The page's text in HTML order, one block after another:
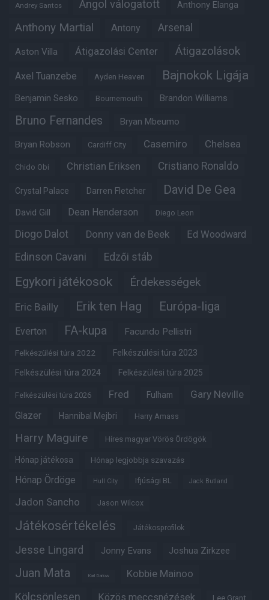
Andrey Santos Angol válogatott Anthony Elanga
Anthony Martial Antony Arsenal
Aston Villa Átigazolási Center Átigazolások
Axel Tuanzebe Ayden Heaven Bajnokok Ligája
Benjamin Sesko Bournemouth Brandon Williams
Bruno Fernandes Bryan Mbeumo
Bryan Robson Cardiff City Casemiro Chelsea
Chido Obi Christian Eriksen Cristiano Ronaldo
Crystal Palace Darren Fletcher David De Gea
David Gill Dean Henderson Diego Leon
Diogo Dalot Donny van de Beek Ed Woodward
Edinson Cavani Edzői stáb
Egykori játékosok Érdekességek
Eric Bailly Erik ten Hag Európa-liga
Everton FA-kupa Facundo Pellistri
Felkészülési túra 2022 Felkészülési túra 2023
Felkészülési túra 2024 Felkészülési túra 2025
Felkészülési túra 2026 Fred Fulham Gary Neville
Glazer Hannibal Mejbri Harry Amass
Harry Maguire Híres magyar Vörös Ördögök
Hónap játékosa Hónap legjobbja szavazás
Hónap Ördöge Hull City Ifjúsági BL Jack Butland
Jadon Sancho Jason Wilcox
Játékosértékelés Játékosprofilok
Jesse Lingard Jonny Evans Joshua Zirkzee
Juan Mata Karl Darlow Kobbie Mainoo
Kölcsönlesen Közös meccsnézések Lee Grant